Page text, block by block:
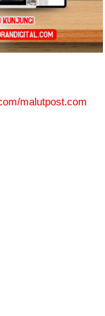
malutpost.com